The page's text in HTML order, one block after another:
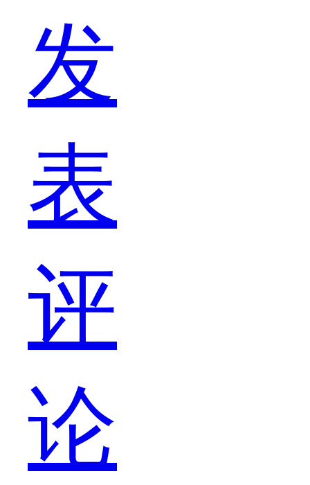
么
在
女
生
发
表
评
论